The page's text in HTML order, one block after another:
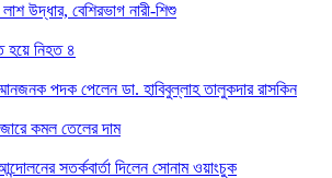
উদ্ধার, বেশিরভাগ নারী-শিশু
হয়ে নিহত ৪
পদক পেলেন ডা. হাবিবুল্লাহ তালুকদার রাসকিন
কমল তেলের দাম
সতর্কবার্তা দিলেন সোনাম ওয়াংচুক